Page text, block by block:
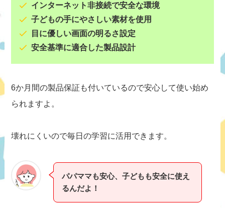
インターネット非接続で安全な環境
子どもの手にやさしい素材を使用
目に優しい画面の明るさ設定
安全基準に適合した製品設計
6か月間の製品保証も付いているので安心して使い始め
られますよ。
壊れにくいので毎日の学習に活用できます。
パパママも安心、子どもも安全に使え
るんだよ！